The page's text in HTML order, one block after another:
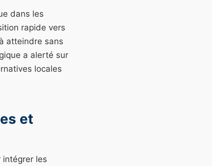
dans les
rapide vers
atteindre sans
a alerté sur
locales
et
les